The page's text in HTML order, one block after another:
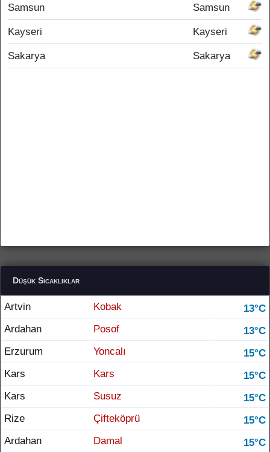
Samsun Samsun
Kayseri Kayseri
Sakarya Sakarya
Düşük Sıcaklıklar
Artvin Kobak
13°C
Ardahan
Posof
13°C
Erzurum
Yoncalı
15°C
Kars
Kars
15°C
Kars
Susuz
15°C
Rize
Çifteköprü
15°C
Ardahan
Damal
15°C